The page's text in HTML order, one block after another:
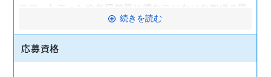
スマートフォンや各種機器に慣れていないお客様の質
◇スマホ教室の開催/運営
続きを読む
応募資格